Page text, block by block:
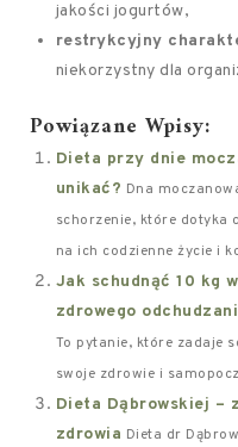
jakości jogurtów,
restrykcyjny
niekorzystny dla
Powiązane Wpisy:
Dieta przy dnie
unikać? Dna
schorzenie, które dotyka
na ich codzienne życie i
Jak schudnąć 10 kg
zdrowego
To pytanie, które zadaje
swoje zdrowie i
Dieta Dąbrowskiej –
zdrowia Dieta dr